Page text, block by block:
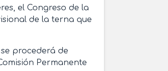
el Congreso de la
de la terna que
procederá de
Permanente